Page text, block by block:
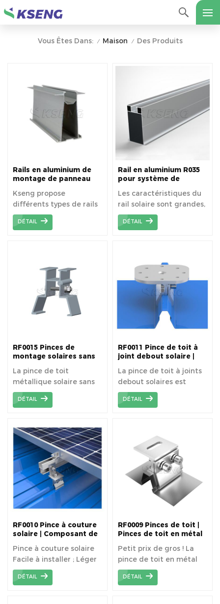
Vous Êtes Dans: / Maison / Des Produits
Rails en aluminium de
montage de panneau
Kseng propose
différents types de rails
en aluminium, de pinces,
de crochets de toit, de
DÉTAIL
Rail en aluminium R035
pour système de
solaire
Les caractéristiques du
rail solaire sont grandes,
de haute résistance, la
portée peut être
DÉTAIL
RF0015 Pinces de
montage solaires sans
solaires
La pince de toit
métallique solaire sans
rail est une pince de
montage sans rail.
DÉTAIL
RF0011 Pince de toit à
joint debout solaire |
photovoltaïque
La pince de toit à joints
debout solaires est
notre option la plus
populaire pour fixer des
métalliques à joints
debout.
DÉTAIL
RF0010 Pince à couture
solaire | Composant de
panneau solaire
Pince à couture solaire
Facile à installer ; Léger
et durable ; Convient à
une large gamme de
DÉTAIL
RF0009 Pinces de toit |
Pinces de toit en métal
Petit prix de gros ! La
pince de toit en métal
n'est pas nécessaire de
pré-percer le trou et la
DÉTAIL